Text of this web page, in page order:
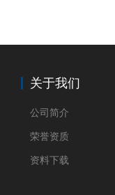
关于我们
公司简介
荣誉资质
资料下载